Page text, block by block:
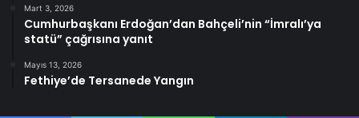
Mart 3, 2026
Cumhurbaşkanı Erdoğan’dan Bahçeli’nin “İmralı’ya
statü” çağrısına yanıt
Mayıs 13, 2026
Fethiye’de Tersanede Yangın